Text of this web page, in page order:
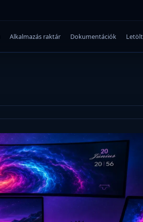
Alkalmazás raktár Dokumentációk